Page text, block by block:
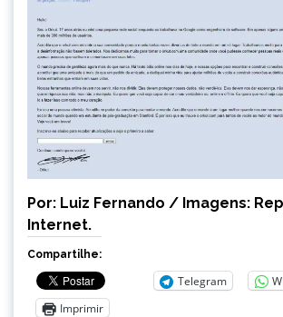
Por: Luiz Fernando / Imagens:
Internet.
Compartilhe:
Telegram
Imprimir